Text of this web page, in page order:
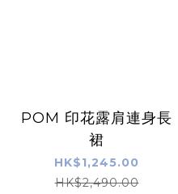
POM 印花露肩連身長
裙
HK$1,245.00
HK$2,490.00